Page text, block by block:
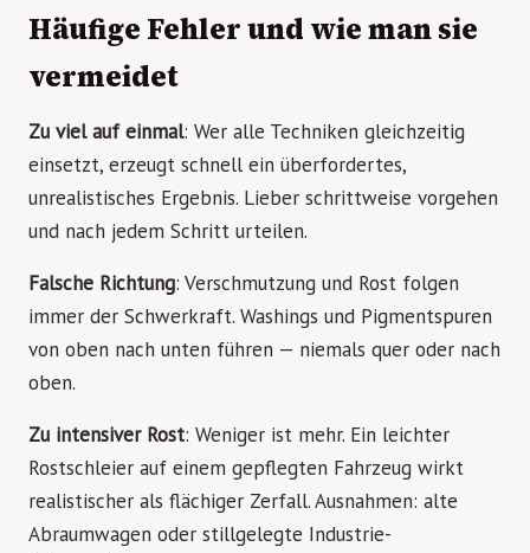
Häufige Fehler und wie man sie
vermeidet
Zu viel auf einmal: Wer alle Techniken gleichzeitig
einsetzt, erzeugt schnell ein überfordertes,
unrealistisches Ergebnis. Lieber schrittweise vorgehen
und nach jedem Schritt urteilen.
Falsche Richtung: Verschmutzung und Rost folgen
immer der Schwerkraft. Washings und Pigmentspuren
von oben nach unten führen — niemals quer oder nach
oben.
Zu intensiver Rost: Weniger ist mehr. Ein leichter
Rostschleier auf einem gepflegten Fahrzeug wirkt
realistischer als flächiger Zerfall. Ausnahmen: alte
Abraumwagen oder stillgelegte Industrie-